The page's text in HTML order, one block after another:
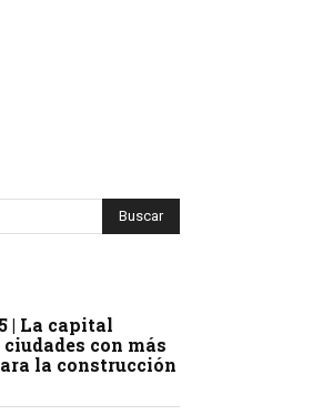
| La capital
con más
la construcción